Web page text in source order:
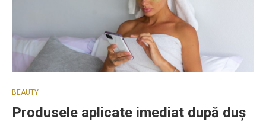
BEAUTY
Produsele aplicate imediat după duș